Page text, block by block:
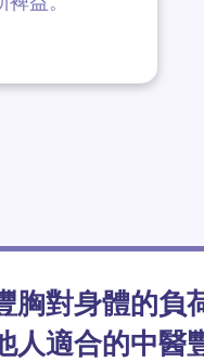
胸對身體的負
人適合的中醫